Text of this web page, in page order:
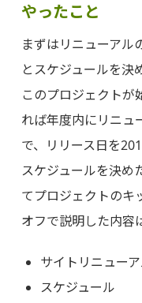
やったこと
まずはリニューアル
とスケジュールを決
このプロジェクトが
れば年度内にリニュ
で、リリース日を
スケジュールを決め
てプロジェクトのキ
オフで説明した内容
サイトリニュー
スケジュール